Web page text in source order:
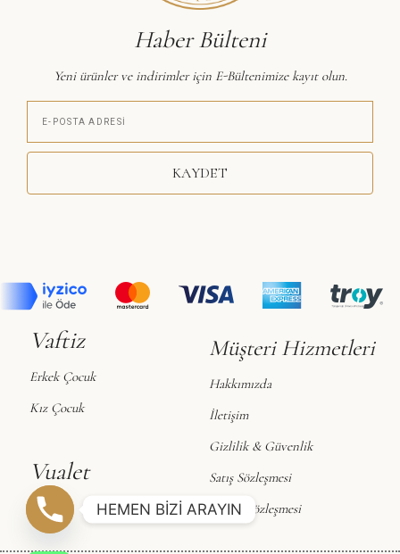
Haber Bülteni
Yeni ürünler ve indirimler için E-Bültenimize kayıt olun.
KAYDET
Vaftiz
Erkek Çocuk
Kız Çocuk
Vualet
Vualet
Müşteri Hizmetleri
Hakkımızda
İletişim
Gizlilik & Güvenlik
Satış Sözleşmesi
Üyelik Sözleşmesi
HEMEN BİZİ ARAYIN